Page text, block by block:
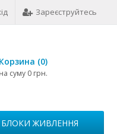
Зареєструйтесь
Корзина (0)
на суму 0 грн.
БЛОКИ ЖИВЛЕННЯ